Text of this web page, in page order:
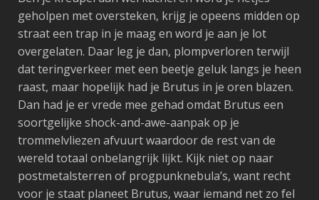
geholpen met oversteken, krijg je opeens midden op
straat een trap in je maag en word je aan je lot
overgelaten. Daar leg je dan, plompverloren terwijl
dat teringverkeer met een beetje geluk langs je heen
raast, maar hopelijk had je Brutus in je oren blazen.
Dan had je er vrede mee gehad omdat Brutus een
soortgelijke shock-and-awe-aanpak op je
trommelvliezen afvuurt waardoor de rest van de
wereld totaal onbelangrijk lijkt. Kijk niet op naar
postmetalsterren of progpunknebula’s, want recht
voor je staat planeet Brutus, waar iemand net zo fel